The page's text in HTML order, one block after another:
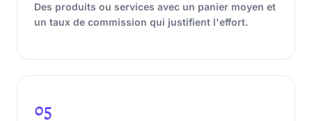
Des produits ou services avec un panier moyen et
un taux de commission qui justifient l'effort.
05